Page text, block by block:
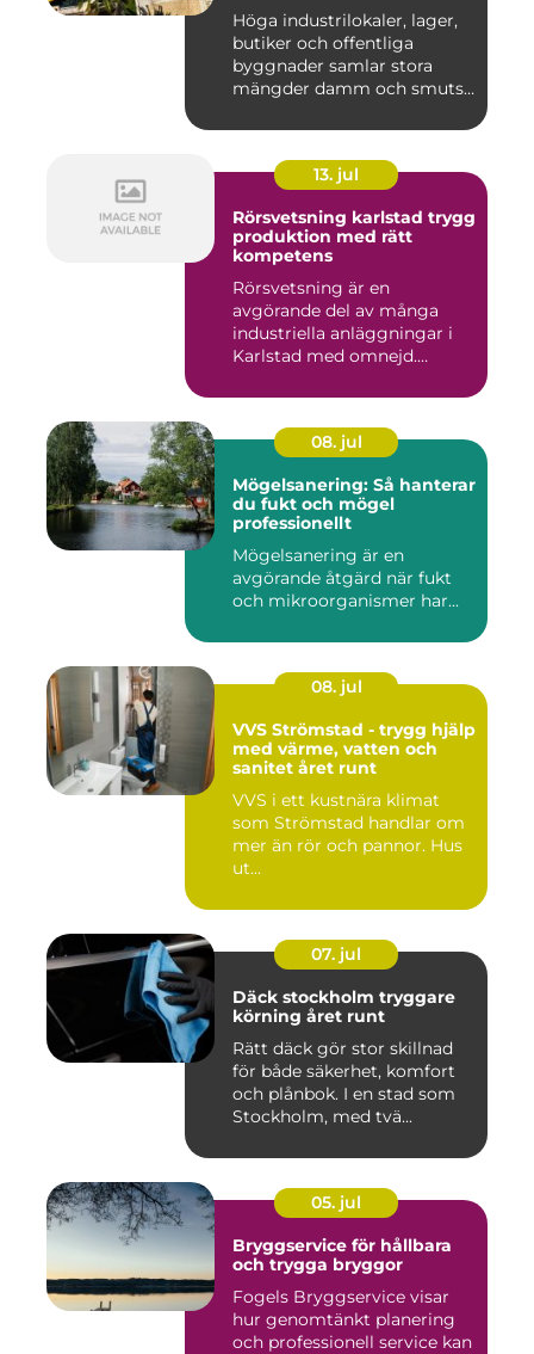
Höga industrilokaler, lager,
butiker och offentliga
byggnader samlar stora
mängder damm och smuts
13. jul
Rörsvetsning karlstad trygg
produktion med rätt
kompetens
Rörsvetsning är en
avgörande del av många
industriella anläggningar i
Karlstad med omnejd.
08. jul
Mögelsanering: Så hanterar
du fukt och mögel
professionellt
Mögelsanering är en
avgörande åtgärd när fukt
och mikroorganismer har...
08. jul
VVS Strömstad - trygg hjälp
med värme, vatten och
sanitet året runt
VVS i ett kustnära klimat
som Strömstad handlar om
mer än rör och pannor. Hus
ut...
07. jul
Däck stockholm tryggare
körning året runt
Rätt däck gör stor skillnad
för både säkerhet, komfort
och plånbok. I en stad som
Stockholm, med tvä...
05. jul
Bryggservice för hållbara
och trygga bryggor
Fogels Bryggservice visar
hur genomtänkt planering
och professionell service kan